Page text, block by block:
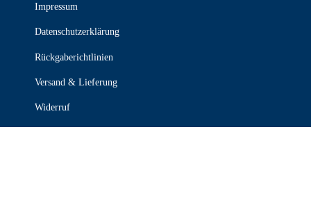
Impressum
Datenschutzerklärung
Rückgaberichtlinien
Versand & Lieferung
Widerruf